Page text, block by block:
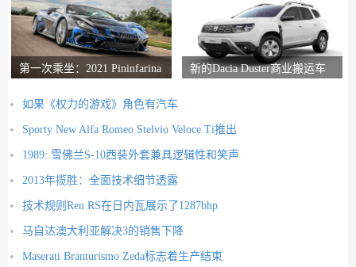
第一次乘坐：2021 Pininfarina
新的Dacia Duster商业搬运车
如果《权力的游戏》角色有汽车
Sporty New Alfa Romeo Stelvio Veloce Ti推出
1989: 雪佛兰S-10西装外套兼具逻辑性和笑声
2013年揽胜：全面技术细节透露
技术规则Ren RS在日内瓦展示了1287bhp
马自达澳大利亚解决3的销售下降
Maserati Branturismo Zeda标志着生产结束